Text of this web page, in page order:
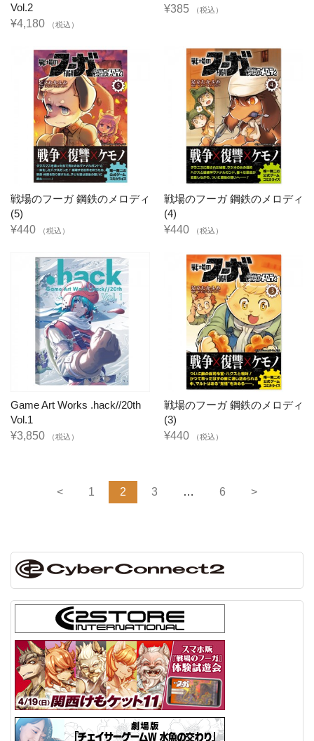
Vol.2
¥4,180
（税込）
¥385
（税込）
戦場のフーガ 鋼鉄のメロディ
(5)
¥440
（税込）
戦場のフーガ 鋼鉄のメロディ
(4)
¥440
（税込）
Game Art Works .hack//20th
Vol.1
¥3,850
（税込）
戦場のフーガ 鋼鉄のメロディ
(3)
¥440
（税込）
< 1 2 3 … 6 >